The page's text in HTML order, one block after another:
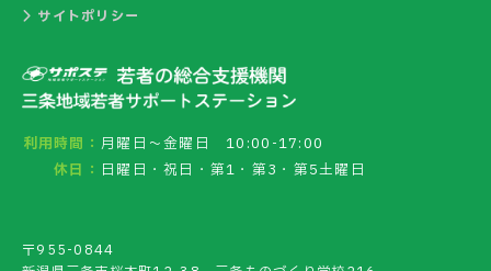
利用時間： 月曜日～金曜日 10:00-17:00
休日： 日曜日・祝日・第1・第3・第5土曜日
サイトポリシー
〒955-0844